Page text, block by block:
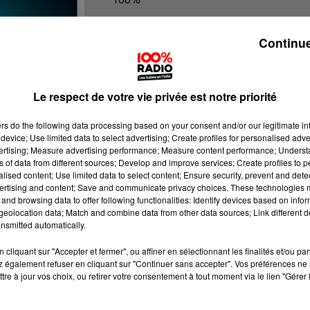
Le respect de votre vie privée est notre priorité
do the following data processing based on your consent and/or our legitimate
Use limited data to select advertising; Create profiles for personalised
Measure advertising performance; Measure content performance;
of data from different sources; Develop and improve services; Create profiles to
content; Use limited data to select content; Ensure security, prevent and
and content; Save and communicate privacy choices. These technologies
browsing data to offer following functionalities: Identify devices based on
data; Match and combine data from other data sources; Link different
automatically.
cliquant sur "Accepter et fermer", ou affiner en sélectionnant les finalités et/ou
également refuser en cliquant sur "Continuer sans accepter". Vos préférences
à jour vos choix, ou retirer votre consentement à tout moment via le lien